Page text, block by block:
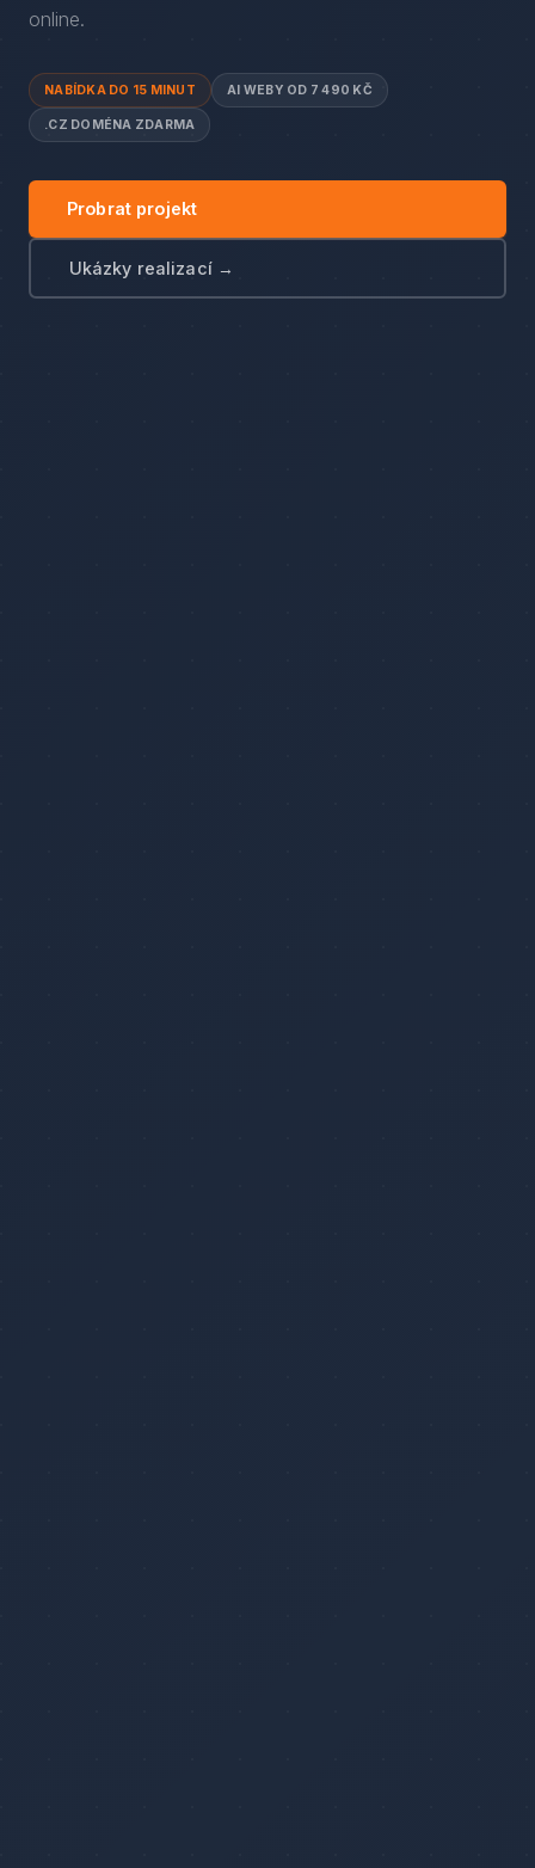
online.
NABÍDKA DO 15 MINUT AI WEBY OD 7 490 KČ
.CZ DOMÉNA ZDARMA
Probrat projekt
Ukázky realizací →